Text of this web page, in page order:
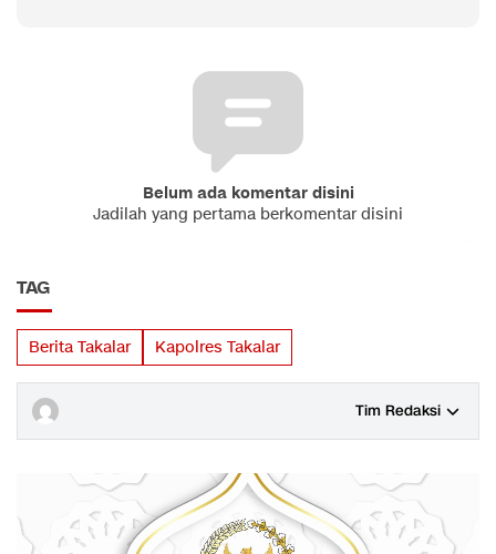
Belum ada komentar disini
Jadilah yang pertama berkomentar disini
TAG
Berita Takalar Kapolres Takalar
Tim Redaksi